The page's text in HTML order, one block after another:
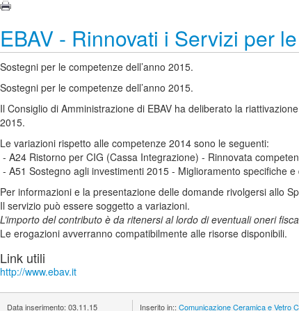
EBAV - Rinnovati i Servizi per
Sostegni per le competenze dell’anno 2015.
Sostegni per le competenze dell’anno 2015.
Il Consiglio di Amministrazione di EBAV ha deliberato la
2015.
Le variazioni rispetto alle competenze 2014 sono le seguenti:
- A24 Ristorno per CIG (Cassa Integrazione) - Rinnovata
- A51 Sostegno agli investimenti 2015 - Miglioramento specifiche
Per informazioni e la presentazione delle domande rivolgersi allo
Il servizio può essere soggetto a variazioni.
L’importo del contributo è da ritenersi al lordo di eventuali oneri
Le erogazioni avverranno compatibilmente alle risorse disponibili.
Link utili
http://www.ebav.it
Data inserimento: 03.11.15 Inserito in:: ComunicazioneCeramica e Vetro